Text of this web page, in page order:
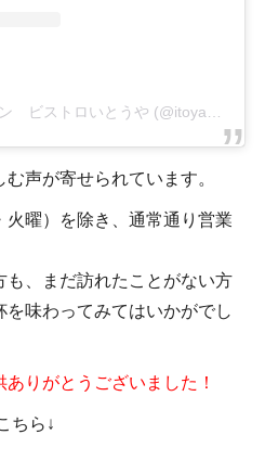
声が寄せられています。
火曜）を除き、通常通り営業
も、まだ訪れたことがない方
を味わってみてはいかがでし
りがとうございました！
ちら↓